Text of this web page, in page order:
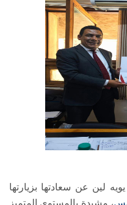
لين عن سعادتها بزيارتها